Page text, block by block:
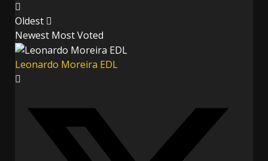
Oldest
Newest Most Voted
Leonardo Moreira EDL